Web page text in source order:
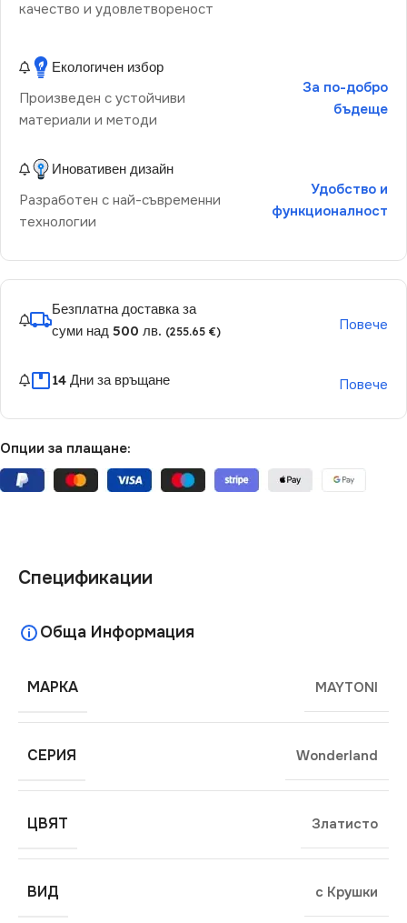
качество и удовлетвореност
Екологичен избор
Произведен с устойчиви
материали и методи
За по-добро
бъдеще
Иновативен дизайн
Разработен с най-съвременни
технологии
Удобство и
функционалност
Безплатна доставка за
суми над 500 лв. (255.65 €) Повече
14 Дни за връщане Повече
Опции за плащане:
Спецификации
Обща Информация
МАРКА MAYTONI
СЕРИЯ Wonderland
ЦВЯТ Златисто
ВИД с Крушки